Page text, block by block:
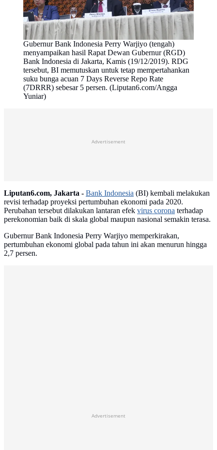
Gubernur Bank Indonesia Perry Warjiyo (tengah)
menyampaikan hasil Rapat Dewan Gubernur (RGD)
Bank Indonesia di Jakarta, Kamis (19/12/2019). RDG
tersebut, BI memutuskan untuk tetap mempertahankan
suku bunga acuan 7 Days Reverse Repo Rate
(7DRRR) sebesar 5 persen. (Liputan6.com/Angga
Yuniar)
Advertisement
Liputan6.com, Jakarta - Bank Indonesia (BI) kembali melakukan
revisi terhadap proyeksi pertumbuhan ekonomi pada 2020.
Perubahan tersebut dilakukan lantaran efek virus corona terhadap
perekonomian baik di skala global maupun nasional semakin terasa.
Gubernur Bank Indonesia Perry Warjiyo memperkirakan,
pertumbuhan ekonomi global pada tahun ini akan menurun hingga
2,7 persen.
Advertisement